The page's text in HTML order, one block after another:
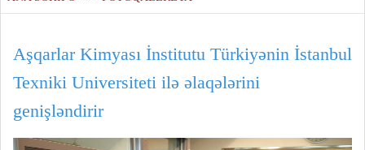
Aşqarlar Kimyası İnstitutu Türkiyənin İstanbul
Texniki Universiteti ilə əlaqələrini
genişləndirir